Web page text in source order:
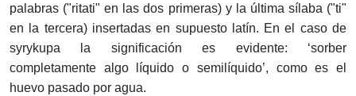
palabras ("ritati" en las dos primeras) y la última sílaba ("ti"
en la tercera) insertadas en supuesto latín. En el caso de
syrykupa la significación es evidente: ‘sorber
completamente algo líquido o semilíquido’, como es el
huevo pasado por agua.